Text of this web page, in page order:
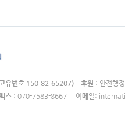
유번호 150-82-65207) 후원 : 안전
스 : 070-7583-8667 이메일: